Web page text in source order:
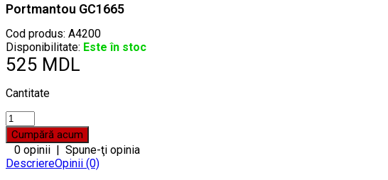
Portmantou GC1665
Cod produs: A4200
Disponibilitate: Este în stoc
525 MDL
Cantitate
0 opinii | Spune-ţi opinia
DescriereOpinii (0)